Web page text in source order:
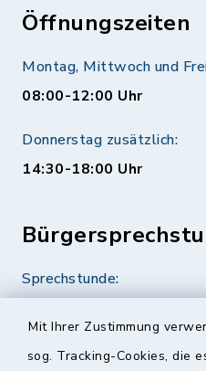
Mit Ihrer Zustimmung
sog. Tracking-Cookies, die
Öffnungszeiten
Montag, Mittwoch und
08:00-12:00 Uhr
Donnerstag zusätzlich:
14:30-18:00 Uhr
Sprechstunde: